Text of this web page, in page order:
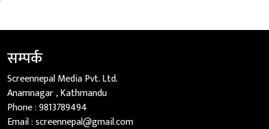
सम्पर्क
Screennepal Media Pvt. Ltd.
Anamnagar , Kathmandu
Phone :9813789494
Email :screennepal@gmail.com